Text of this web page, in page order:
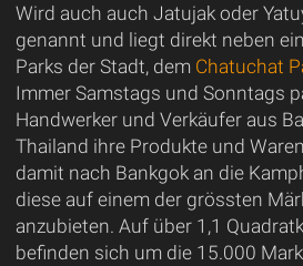
Wird auch auch Jatujak oder
genannt und liegt direkt neben
Parks der Stadt, dem Chatuchat
Immer Samstags und Sonntags
Handwerker und Verkäufer aus
Thailand ihre Produkte und
damit nach Bankgok an die
diese auf einem der grössten
anzubieten. Auf über 1,1
befinden sich um die 15.000